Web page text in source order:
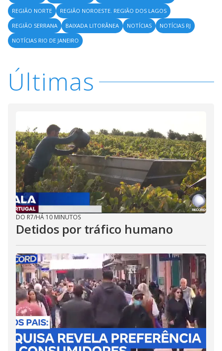
REGIÃO NORTE
REGIÃO NOROESTE. REGIÃO DOS LAGOS
REGIÃO SERRANA
BAIXADA LITORÂNEA NOTÍCIAS
NOTÍCIAS RJ
NOTÍCIAS RIO DE JANEIRO
Últimas
DO R7/HÁ 10 MINUTOS
Detidos por tráfico humano